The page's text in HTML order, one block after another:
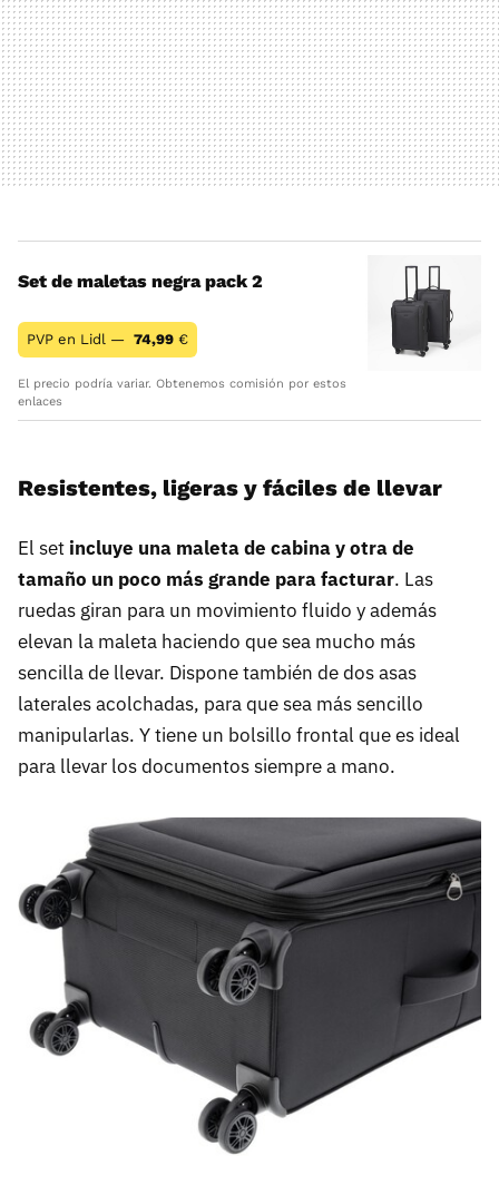
Set de maletas negra pack 2
PVP en Lidl — 74,99 €
El precio podría variar. Obtenemos comisión por estos
enlaces
Resistentes, ligeras y fáciles de llevar
El set incluye una maleta de cabina y otra de
tamaño un poco más grande para facturar. Las
ruedas giran para un movimiento fluido y además
elevan la maleta haciendo que sea mucho más
sencilla de llevar. Dispone también de dos asas
laterales acolchadas, para que sea más sencillo
manipularlas. Y tiene un bolsillo frontal que es ideal
para llevar los documentos siempre a mano.